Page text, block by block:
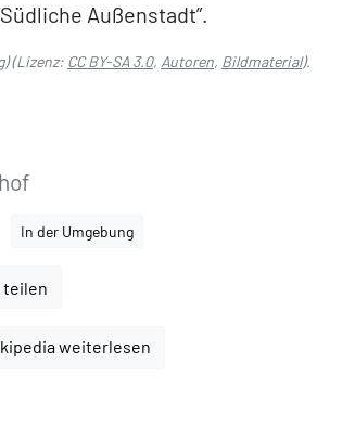
Außenstadt”.
(Lizenz: CC BY-SA 3.0, Autoren, Bildmaterial).
In der Umgebung
teilen
weiterlesen